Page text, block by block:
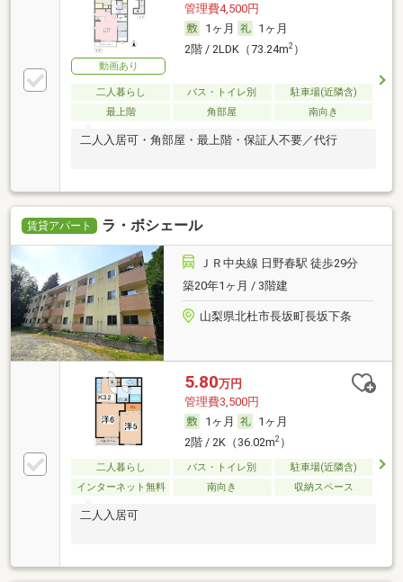
動画あり
管理費4,500円
1ヶ月
1ヶ月
2階 / 2LDK（73.24m2）
二人暮らし バス・トイレ別
駐車場(近隣含)
最上階
角部屋 南向き
二人入居可・角部屋・最上階・保証人不要／代行
賃貸アパート ラ・ボシェール
ＪＲ中央線 日野春駅 徒歩29分
築20年1ヶ月 / 3階建
山梨県北杜市長坂町長坂下条
5.80万円
管理費3,500円
1ヶ月
1ヶ月
2階 / 2K（36.02m2）
二人暮らし バス・トイレ別
駐車場(近隣含)
インターネット無料
南向き 収納スペース
二人入居可